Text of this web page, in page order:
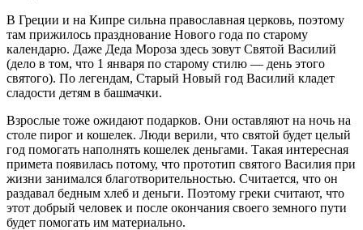
В Греции и на Кипре сильна православная церковь, поэтому
там прижилось празднование Нового года по старому
календарю. Даже Деда Мороза здесь зовут Святой Василий
(дело в том, что 1 января по старому стилю — день этого
святого). По легендам, Старый Новый год Василий кладет
сладости детям в башмачки.
Взрослые тоже ожидают подарков. Они оставляют на ночь на
столе пирог и кошелек. Люди верили, что святой будет целый
год помогать наполнять кошелек деньгами. Такая интересная
примета появилась потому, что прототип святого Василия при
жизни занимался благотворительностью. Считается, что он
раздавал бедным хлеб и деньги. Поэтому греки считают, что
этот добрый человек и после окончания своего земного пути
будет помогать им материально.